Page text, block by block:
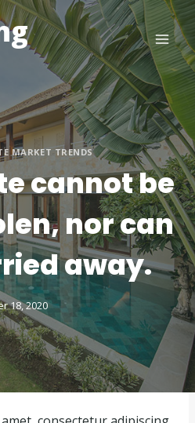
MARKET TRENDS
cannot be
nor can
away.
18, 2020